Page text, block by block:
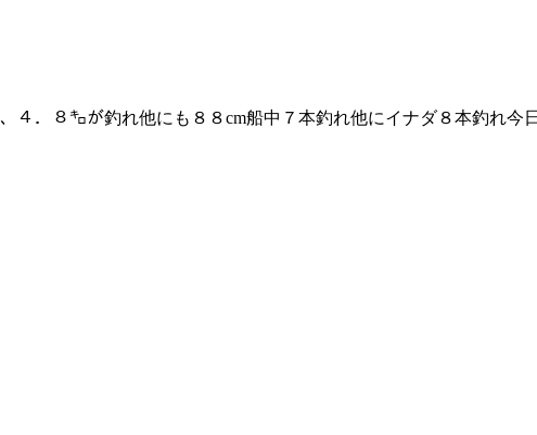
．８㌔が釣れ他にも８８cm船中７本釣れ他にイナダ８本釣れ今